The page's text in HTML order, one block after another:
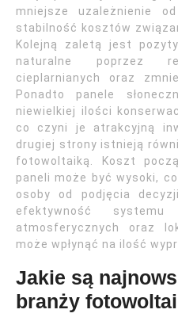
mniejsze uzależnienie
stabilność kosztów
Kolejną zaletą jest
naturalne poprzez
cieplarnianych oraz
Ponadto panele
niewielkiej ilości
co czyni je atrakcyjną
drugiej strony istnieją
fotowoltaiką. Koszt
paneli może być wysoki,
osoby od podjęcia
efektywność
atmosferycznych oraz
może wpłynąć na ilość
Jakie są
branży